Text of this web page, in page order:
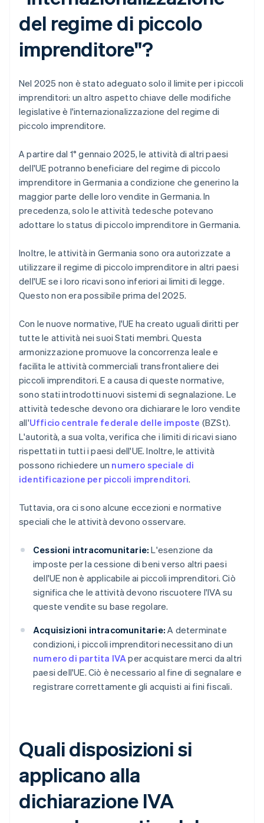
del regime di piccolo
imprenditore"?
Nel 2025 non è stato adeguato solo il limite per i piccoli
imprenditori: un altro aspetto chiave delle modifiche
legislative è l'internazionalizzazione del regime di
piccolo imprenditore.
A partire dal 1° gennaio 2025, le attività di altri paesi
dell'UE potranno beneficiare del regime di piccolo
imprenditore in Germania a condizione che generino la
maggior parte delle loro vendite in Germania. In
precedenza, solo le attività tedesche potevano
adottare lo status di piccolo imprenditore in Germania.
Inoltre, le attività in Germania sono ora autorizzate a
utilizzare il regime di piccolo imprenditore in altri paesi
dell'UE se i loro ricavi sono inferiori ai limiti di legge.
Questo non era possibile prima del 2025.
Con le nuove normative, l'UE ha creato uguali diritti per
tutte le attività nei suoi Stati membri. Questa
armonizzazione promuove la concorrenza leale e
facilita le attività commerciali transfrontaliere dei
piccoli imprenditori. E a causa di queste normative,
sono stati introdotti nuovi sistemi di segnalazione. Le
attività tedesche devono ora dichiarare le loro vendite
all'Ufficio centrale federale delle imposte (BZSt).
L'autorità, a sua volta, verifica che i limiti di ricavi siano
rispettati in tutti i paesi dell'UE. Inoltre, le attività
possono richiedere un numero speciale di
identificazione per piccoli imprenditori.
Tuttavia, ora ci sono alcune eccezioni e normative
speciali che le attività devono osservare.
Cessioni intracomunitarie: L'esenzione da
imposte per la cessione di beni verso altri paesi
dell'UE non è applicabile ai piccoli imprenditori. Ciò
significa che le attività devono riscuotere l'IVA su
queste vendite su base regolare.
Acquisizioni intracomunitarie: A determinate
condizioni, i piccoli imprenditori necessitano di un
numero di partita IVAper acquistare merci da altri
paesi dell'UE. Ciò è necessario al fine di segnalare e
registrare correttamente gli acquisti ai fini fiscali.
Quali disposizioni si
applicano alla
dichiarazione IVA